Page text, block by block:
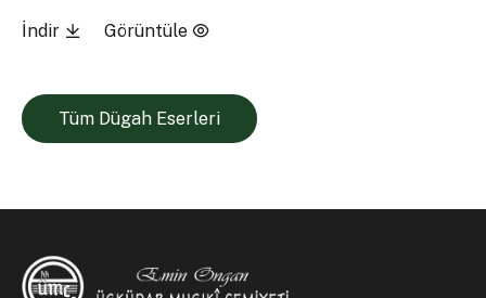
İndir Görüntüle
Tüm Dügah Eserleri